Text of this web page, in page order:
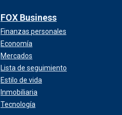
FOX Business
Finanzas personales
Economía
Mercados
Lista de seguimiento
Estilo de vida
Inmobiliaria
Tecnología